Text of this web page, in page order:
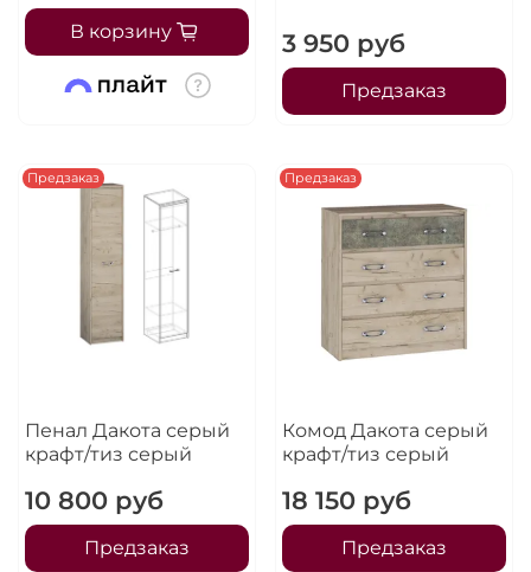
В корзину 3 950 руб
Предзаказ
Предзаказ
Пенал Дакота серый
крафт/тиз серый
10 800 руб
Предзаказ
Предзаказ
Комод Дакота серый
крафт/тиз серый
18 150 руб
Предзаказ
раз в 2 недели